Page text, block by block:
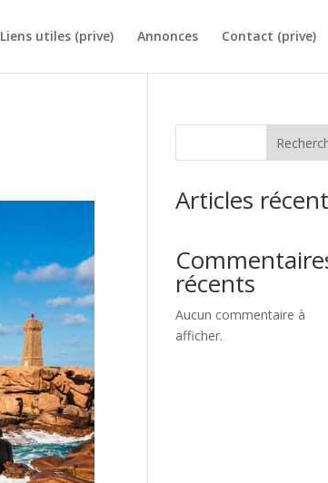
Liens utiles (prive) Annonces Contact (prive)
Articles
récents
Aucun commentaire à
afficher.